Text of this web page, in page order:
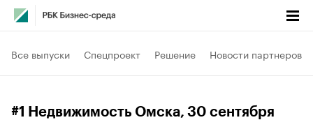
Все выпуски Спецпроект Решение Новости партнеров
#1 Недвижимость Омска, 30 сентября